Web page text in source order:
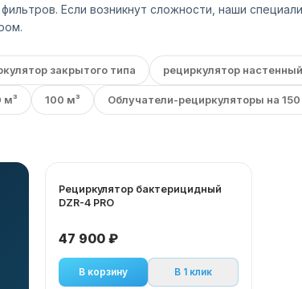
Если возникнут сложности, наши
закрытого типа рециркулятор настенный
м³ 100 м³ Облучатели-рециркуляторы на 150
Рециркулятор бактерицидный
DZR-4 PRO
47 900 ₽
В корзину В 1 клик